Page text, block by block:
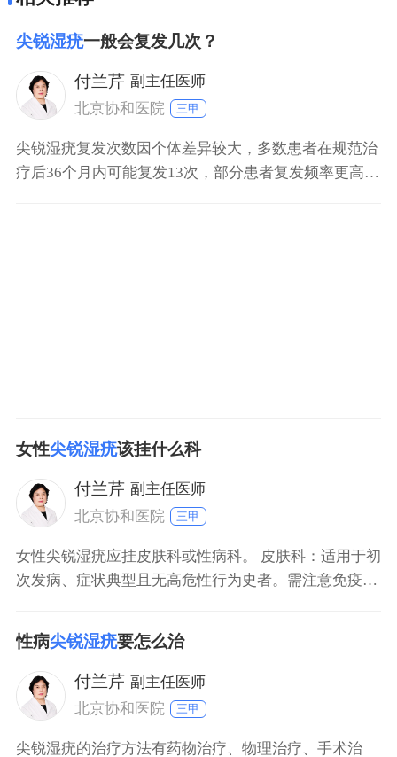
尖锐湿疣一般会复发几次？
付兰芹 副主任医师
北京协和医院
三甲
尖锐湿疣复发次数因个体差异较大，多数患者在规范治
疗后36个月内可能复发13次，部分患者复发频率更高或
女性尖锐湿疣该挂什么科
付兰芹 副主任医师
北京协和医院
三甲
女性尖锐湿疣应挂皮肤科或性病科。 皮肤科：适用于初
次发病、症状典型且无高危性行为史者。需注意免疫功
状、乳头状赘生物，皮肤科医生可通过肉眼观察初步诊
断。 性病科：适用于有高危性行为史、性伴侣同时患病
或伴随其他性传播疾病风险者。性病科对性传播疾病的
诊疗流程
性病尖锐湿疣要怎么治
付兰芹 副主任医师
北京协和医院
三甲
尖锐湿疣的治疗方法有药物治疗、物理治疗、手术治